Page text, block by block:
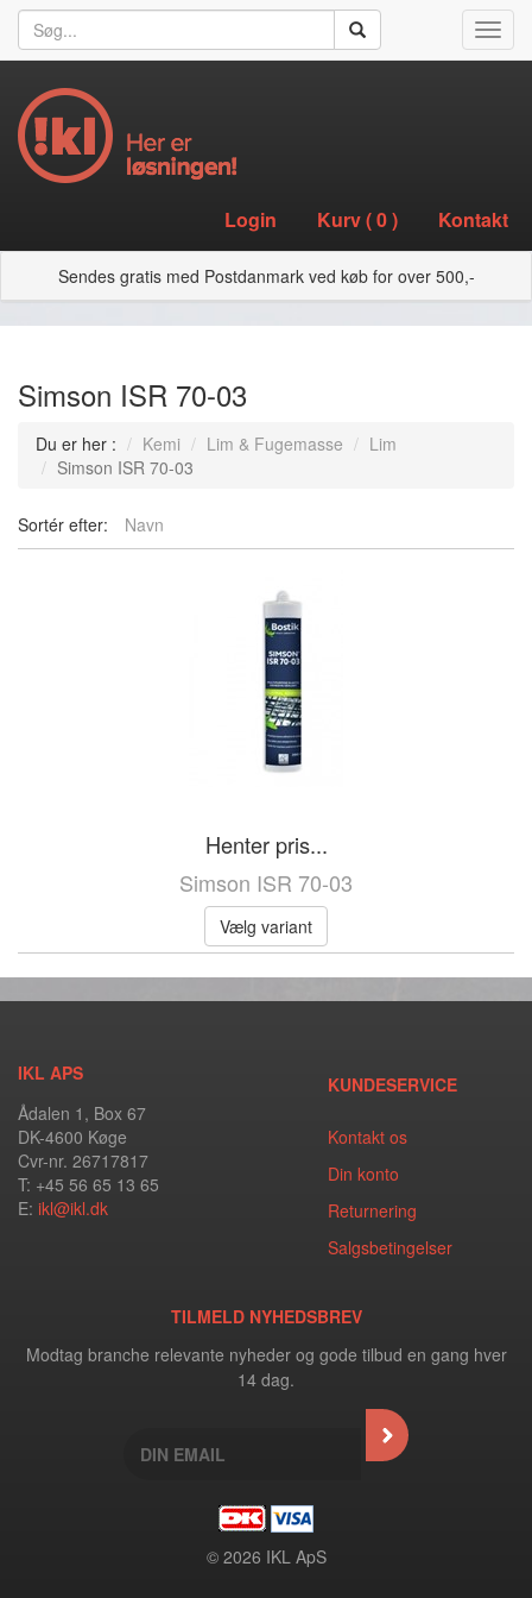
Login Kurv (0) Kontakt
Sendes gratis med Postdanmark ved køb for over 500,-
Simson ISR 70-03
Du er her : Kemi Lim & Fugemasse
Lim
Simson ISR 70-03
Sortér efter: Navn
Henter pris...
Simson ISR 70-03
Vælg variant
IKL APS
Ådalen 1, Box 67
DK-4600 Køge
Cvr-nr. 26717817
T: +45 56 65 13 65
E: ikl@ikl.dk
KUNDESERVICE
Kontakt os
Din konto
Returnering
Salgsbetingelser
TILMELD NYHEDSBREV
Modtag branche relevante nyheder og gode tilbud en gang hver
14 dag.
© 2026 IKL ApS